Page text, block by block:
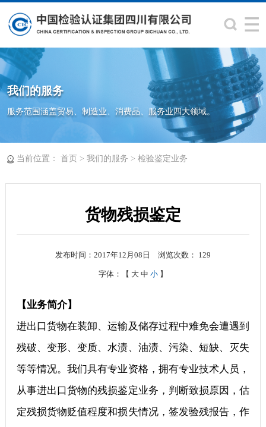
我们的服务
服务范围涵盖贸易、制造业、消费品、服务业四大领域。
当前位置： 首页> 我们的服务 > 检验鉴定业务
货物残损鉴定
发布时间：2017年12月08日 浏览次数： 129
字体：【 大 中 小 】
【业务简介】
进出口货物在装卸、运输及储存过程中难免会遭遇到
残破、变形、变质、水渍、油渍、污染、短缺、灭失
等等情况。我们具有专业资格，拥有专业技术人员，
从事进出口货物的残损鉴定业务，判断致损原因，估
定残损货物贬值程度和损失情况，签发验残报告，作